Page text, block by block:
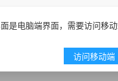
是电脑端界面，需要访问移动
访问移动端